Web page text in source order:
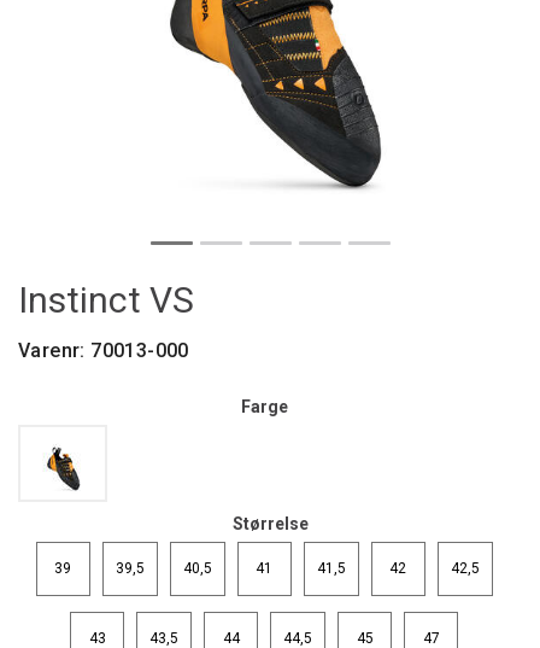
Instinct VS
Varenr: 70013-000
Farge
Størrelse
39 39,5 40,5 41 41,5 42 42,5
43 43,5 44 44,5 45 47